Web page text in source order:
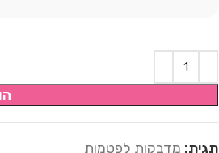
תגית: מדבקות לפטמות